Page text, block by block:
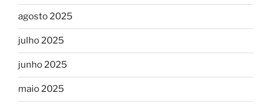
agosto 2025
julho 2025
junho 2025
maio 2025